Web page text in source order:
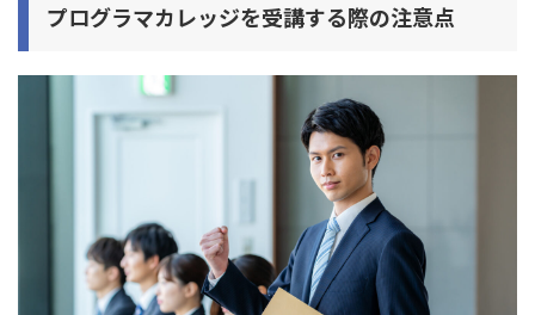
プログラマカレッジを受講する際の注意点